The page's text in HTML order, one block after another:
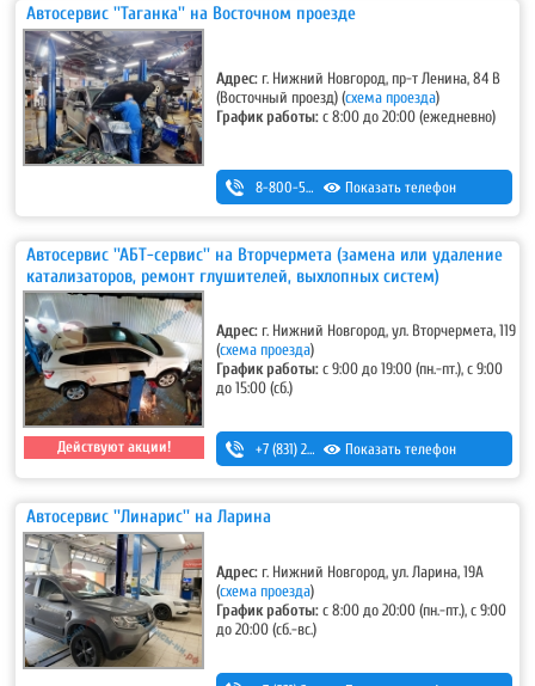
Автосервис ''Таганка'' на Восточном проезде
Адрес: г. Нижний Новгород, пр-т Ленина, 84 В
(Восточный проезд)(схема проезда)
График работы:с 8:00 до 20:00 (ежедневно)
8-800-500-7-111 Показать телефон
Автосервис ''АБТ-сервис'' на Вторчермета (замена или удаление
катализаторов, ремонт глушителей, выхлопных систем)
Действуют акции!
Адрес: г. Нижний Новгород, ул. Вторчермета, 119
(схема проезда)
График работы:с 9:00 до 19:00 (пн.-пт.), с 9:00
до 15:00 (сб.)
+7 (831) 257-73-63 ,+7 (831) 415-13-48
Показать телефон
Автосервис ''Линарис'' на Ларина
Адрес: г. Нижний Новгород, ул. Ларина, 19А
(схема проезда)
График работы:с 8:00 до 20:00 (пн.-пт.), с 9:00
до 20:00 (сб.-вс.)